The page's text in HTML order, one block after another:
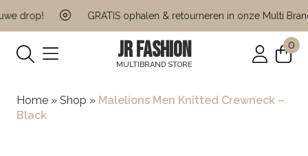
drop! GRATIS ophalen & retourneren in onze Multi Brand
JR FASHION
MULTIBRAND STORE
0
Home » Shop » Malelions Men Knitted Crewneck –
Black